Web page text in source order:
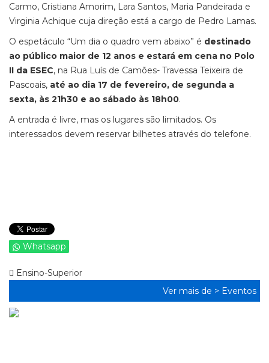
Carmo, Cristiana Amorim, Lara Santos, Maria Pandeirada e
Virginia Achique cuja direção está a cargo de Pedro Lamas.
O espetáculo “Um dia o quadro vem abaixo” é destinado
ao público maior de 12 anos e estará em cena no Polo
II da ESEC, na Rua Luís de Camões- Travessa Teixeira de
Pascoais, até ao dia 17 de fevereiro, de segunda a
sexta, às 21h30 e ao sábado às 18h00.
A entrada é livre, mas os lugares são limitados. Os
interessados devem reservar bilhetes através do telefone.
Whatsapp
Ensino-Superior
Ver mais de > Eventos